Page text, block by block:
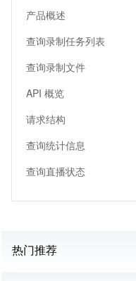
产品概述
查询录制任务列表
查询录制文件
API 概览
请求结构
查询统计信息
查询直播状态
热门推荐